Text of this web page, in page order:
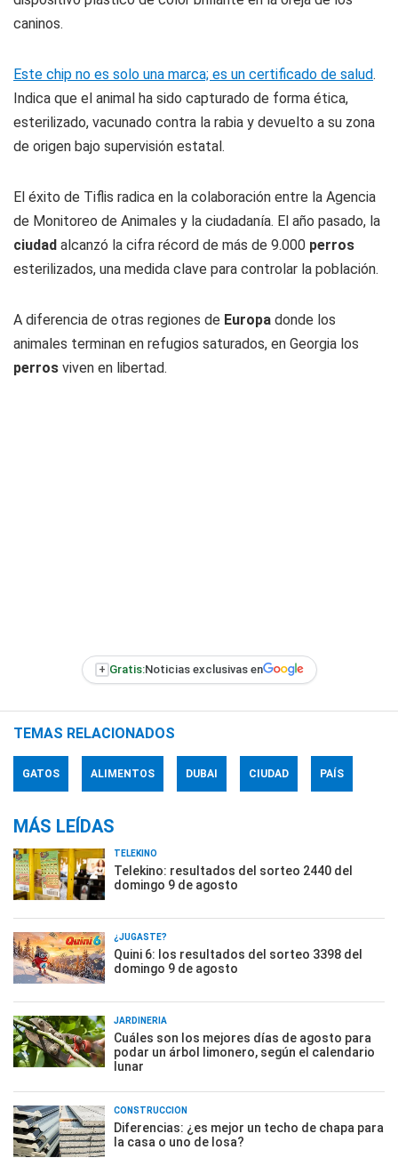
caninos.
Este chip no es solo una marca; es un certificado de salud.
Indica que el animal ha sido capturado de forma ética,
esterilizado, vacunado contra la rabia y devuelto a su zona
de origen bajo supervisión estatal.
El éxito de Tiflis radica en la colaboración entre la Agencia
de Monitoreo de Animales y la ciudadanía. El año pasado, la
ciudad alcanzó la cifra récord de más de 9.000 perros
esterilizados, una medida clave para controlar la población.
A diferencia de otras regiones de Europa donde los
animales terminan en refugios saturados, en Georgia los
perros viven en libertad.
+ Gratis:Noticias exclusivas en
TEMAS RELACIONADOS
GATOS ALIMENTOS DUBAI CIUDAD PAÍS
MÁS LEÍDAS
TELEKINO
Telekino: resultados del sorteo 2440 del
domingo 9 de agosto
¿JUGASTE?
Quini 6: los resultados del sorteo 3398 del
domingo 9 de agosto
JARDINERÍA
Cuáles son los mejores días de agosto para
podar un árbol limonero, según el calendario
lunar
CONSTRUCCIÓN
Diferencias: ¿es mejor un techo de chapa para
la casa o uno de losa?